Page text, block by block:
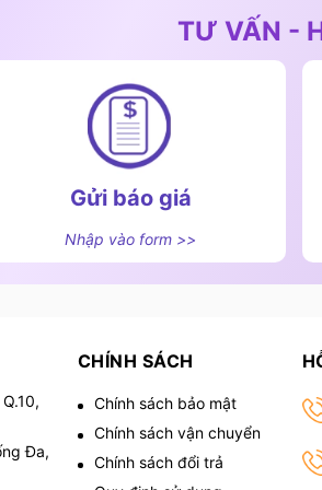
TƯ VẤN -
Gửi báo giá
Nhập vào form >>
Đa,
CHÍNH SÁCH
Chính sách bảo mật
Chính sách vận chuyển
Chính sách đổi trả